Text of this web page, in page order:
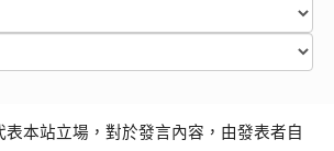
本站立場，對於發言內容，由發表者自